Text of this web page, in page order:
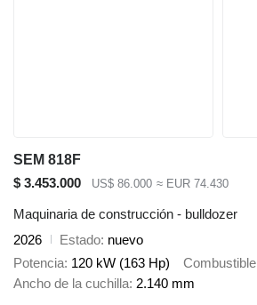
SEM 818F
$ 3.453.000
US$ 86.000 ≈ EUR 74.430
Maquinaria de construcción - bulldozer
2026
Estado nuevo
Potencia 120 kW (163 Hp) Combustible
Ancho de la cuchilla 2.140 mm